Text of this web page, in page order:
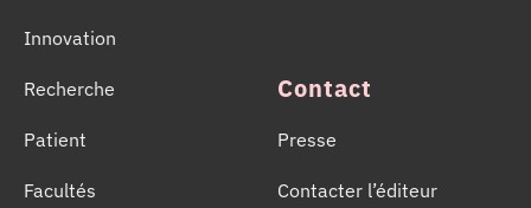
Innovation
Recherche
Patient
Facultés
Contact
Presse
Contacter l’éditeur